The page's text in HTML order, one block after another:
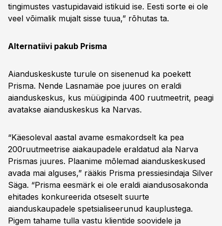
tingimustes vastupidavaid istikuid ise. Eesti sorte ei ole
veel võimalik mujalt sisse tuua,” rõhutas ta.
Alternatiivi pakub Prisma
Aianduskeskuste turule on sisenenud ka poekett
Prisma. Nende Lasnamäe poe juures on eraldi
aianduskeskus, kus müügipinda 400 ruutmeetrit, peagi
avatakse aianduskeskus ka Narvas.
“Käesoleval aastal avame esmakordselt ka pea
200ruutmeetrise aiakaupadele eraldatud ala Narva
Prismas juures. Plaanime mõlemad aianduskeskused
avada mai alguses,” rääkis Prisma pressiesindaja Silver
Säga. “Prisma eesmärk ei ole eraldi aiandusosakonda
ehitades konkureerida otseselt suurte
aianduskaupadele spetsialiseerunud kauplustega.
Pigem tahame tulla vastu klientide soovidele ja